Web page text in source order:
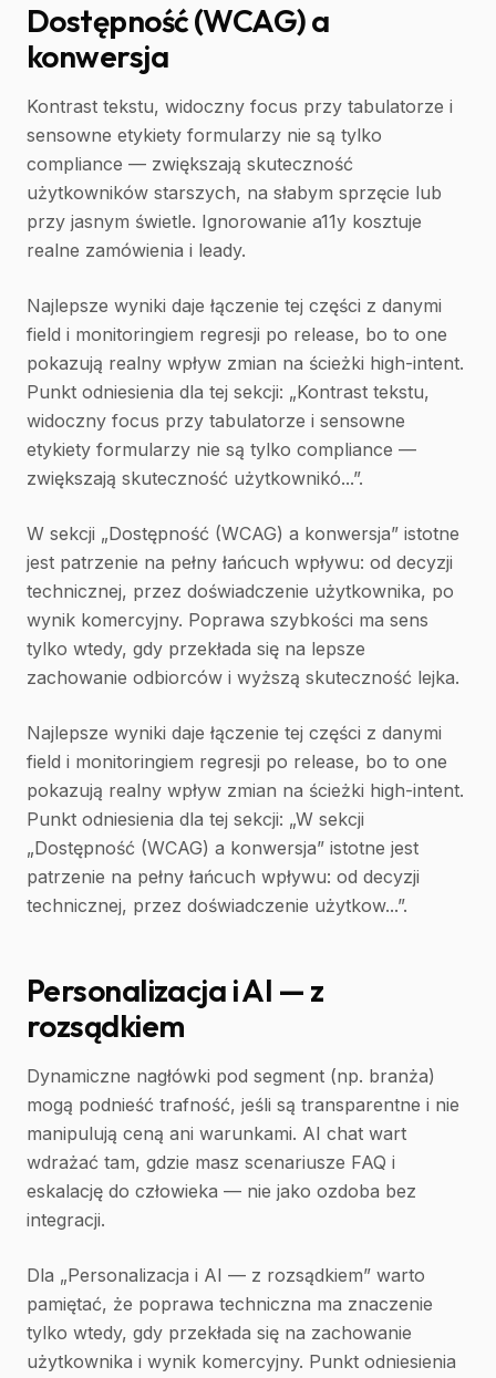
Dostępność (WCAG) a
konwersja
Kontrast tekstu, widoczny focus przy tabulatorze i
sensowne etykiety formularzy nie są tylko
compliance — zwiększają skuteczność
użytkowników starszych, na słabym sprzęcie lub
przy jasnym świetle. Ignorowanie a11y kosztuje
realne zamówienia i leady.
Najlepsze wyniki daje łączenie tej części z danymi
field i monitoringiem regresji po release, bo to one
pokazują realny wpływ zmian na ścieżki high-intent.
Punkt odniesienia dla tej sekcji: „Kontrast tekstu,
widoczny focus przy tabulatorze i sensowne
etykiety formularzy nie są tylko compliance —
zwiększają skuteczność użytkownikó...”.
W sekcji „Dostępność (WCAG) a konwersja” istotne
jest patrzenie na pełny łańcuch wpływu: od decyzji
technicznej, przez doświadczenie użytkownika, po
wynik komercyjny. Poprawa szybkości ma sens
tylko wtedy, gdy przekłada się na lepsze
zachowanie odbiorców i wyższą skuteczność lejka.
Najlepsze wyniki daje łączenie tej części z danymi
field i monitoringiem regresji po release, bo to one
pokazują realny wpływ zmian na ścieżki high-intent.
Punkt odniesienia dla tej sekcji: „W sekcji
„Dostępność (WCAG) a konwersja” istotne jest
patrzenie na pełny łańcuch wpływu: od decyzji
technicznej, przez doświadczenie użytkow...”.
Personalizacja i AI — z
rozsądkiem
Dynamiczne nagłówki pod segment (np. branża)
mogą podnieść trafność, jeśli są transparentne i nie
manipulują ceną ani warunkami. AI chat wart
wdrażać tam, gdzie masz scenariusze FAQ i
eskalację do człowieka — nie jako ozdoba bez
integracji.
Dla „Personalizacja i AI — z rozsądkiem” warto
pamiętać, że poprawa techniczna ma znaczenie
tylko wtedy, gdy przekłada się na zachowanie
użytkownika i wynik komercyjny. Punkt odniesienia